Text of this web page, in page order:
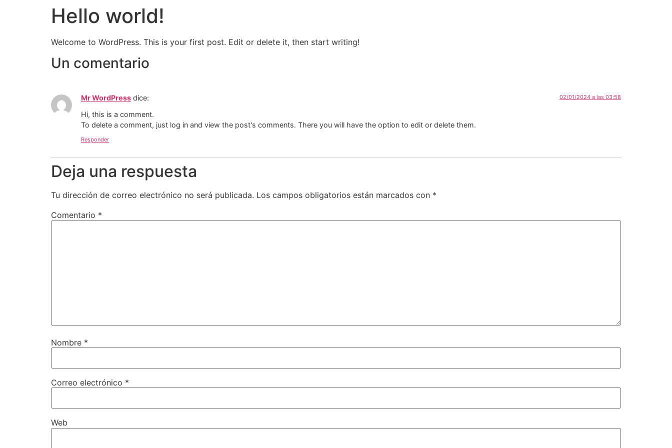
Hello world!
Welcome to WordPress. This is your first post. Edit or delete it, then start writing!
Un comentario
Mr WordPress dice: 02/01/2024 a las 03:58
Hi, this is a comment.
To delete a comment, just log in and view the post's comments. There you will have the option to edit or delete them.
Responder
Deja una respuesta
Tu dirección de correo electrónico no será publicada. Los campos obligatorios están marcados con *
Comentario *
Nombre *
Correo electrónico *
Web